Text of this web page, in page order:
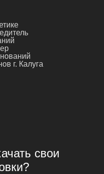
свои
г. Калуга